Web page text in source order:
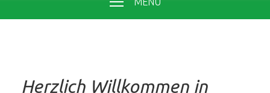
Herzlich Willkommen in